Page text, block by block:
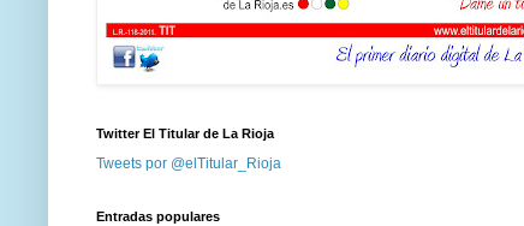
Twitter El Titular de La Rioja
Tweets por @elTitular_Rioja
Entradas populares